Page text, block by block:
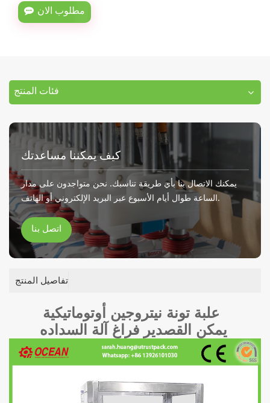
مطلوب الان
فئات المنتج
كيف يمكننا مساعدتك
يمكنك الاتصال بنا بأي طريقة تناسبك. نحن متواجدون على مدار
الساعة طوال أيام الأسبوع عبر البريد الإلكتروني أو الهاتف.
اتصل بنا
تفاصيل المنتج
يمكن القصدير فراغ آلة السداده